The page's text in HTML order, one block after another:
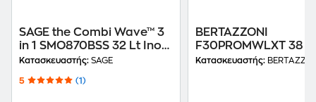
SAGE the Combi Wave™ 3
in 1 SMO870BSS 32 Lt Inox
Φούρνος Μικροκυμάτων
Κατασκευαστής: SAGE
5 (1)
BERTAZZONI
F30PROMWLXT 38
Εντοιχιζόμενος
Κατασκευαστής: